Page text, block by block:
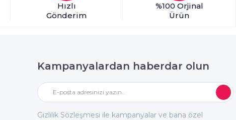
Hızlı
Gönderim
%100 Orjinal
Ürün
Kampanyalardan haberdar olun
Gizlilik Sözleşmesi ile kampanyalar ve bana özel